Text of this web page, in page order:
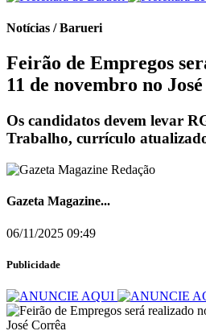
Notícias / Barueri
Feirão de Empregos
11 de novembro no
Os candidatos devem levar
Trabalho, currículo
Gazeta Magazine...
06/11/2025 09:49
Publicidade